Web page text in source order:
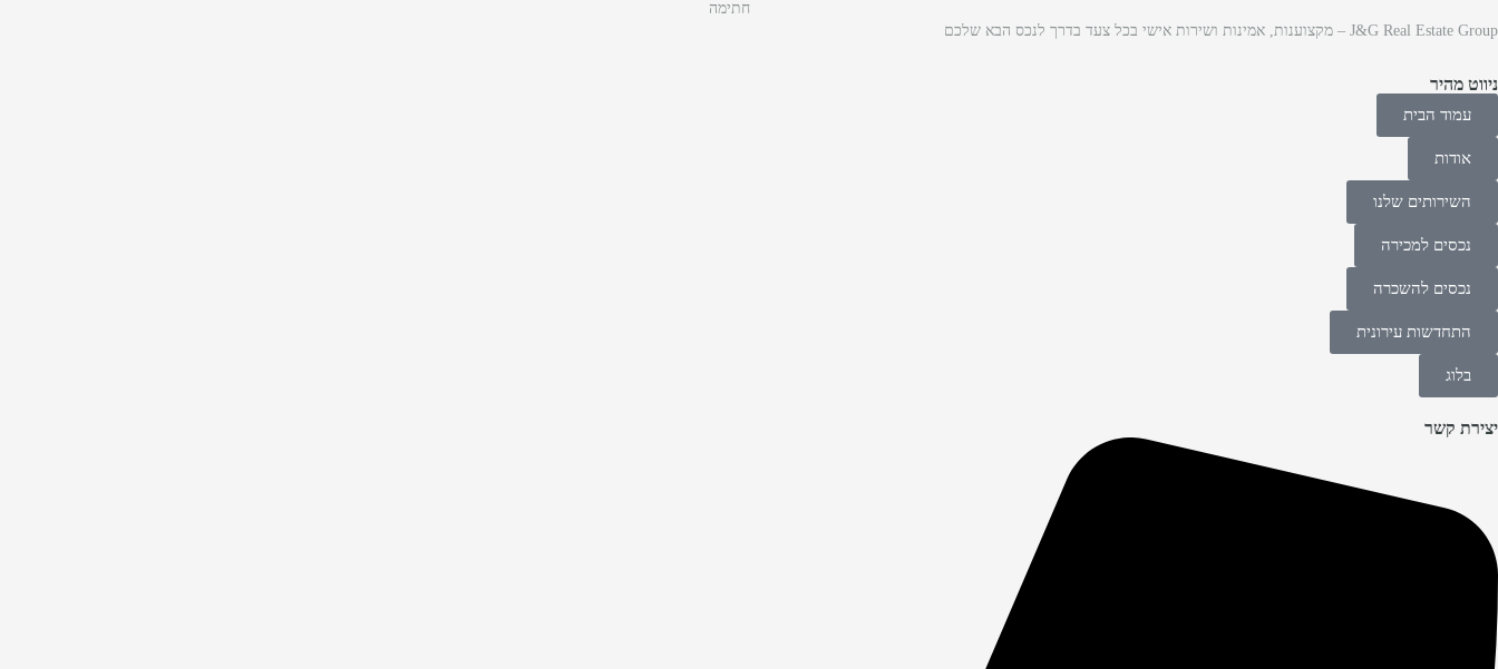
J&G Real Estate Group – מקצוענות, אמינות ושירות אישי בכל צעד בדרך לנכס הבא שלכם
ניווט מהיר
עמוד הבית
אודות
השירותים שלנו
נכסים למכירה
נכסים להשכרה
התחדשות עירונית
בלוג
יצירת קשר